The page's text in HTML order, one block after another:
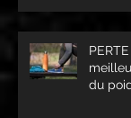
du